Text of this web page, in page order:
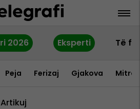
2026 Eksperti Të
Peja Ferizaj Gjakova